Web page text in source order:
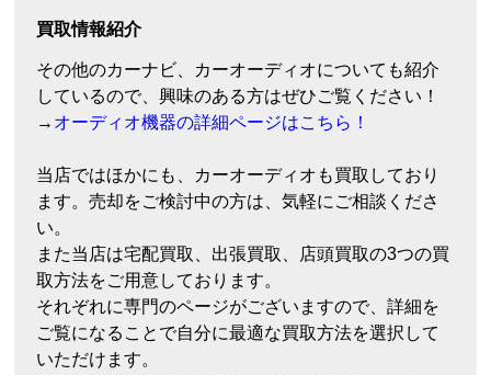
買取情報紹介
その他のカーナビ、カーオーディオについても紹介
しているので、興味のある方はぜひご覧ください！
→ オーディオ機器の詳細ページはこちら！
当店ではほかにも、カーオーディオも買取しており
ます。売却をご検討中の方は、気軽にご相談くださ
い。
また当店は宅配買取、出張買取、店頭買取の3つの買
取方法をご用意しております。
それぞれに専門のページがございますので、詳細を
ご覧になることで自分に最適な買取方法を選択して
いただけます。